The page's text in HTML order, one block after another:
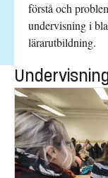
förstå och
undervisning i
lärarutbildning.